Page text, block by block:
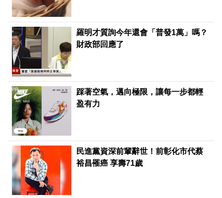
羅明才質詢今年還會「普發1萬」嗎？
財政部回應了
踩著空氣，邁向極限，讓每一步都輕
盈有力
PR
民進黨資深前輩辭世！前彰化市代蔡
裕昌罹癌 享壽71歲